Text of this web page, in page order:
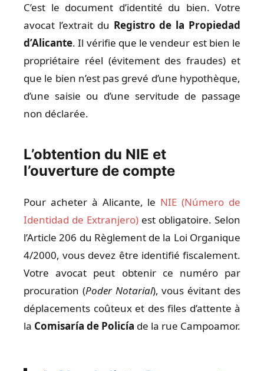
C’est le document d’identité du bien. Votre
avocat l’extrait du Registro de la Propiedad
d’Alicante. Il vérifie que le vendeur est bien le
propriétaire réel (évitement des fraudes) et
que le bien n’est pas grevé d’une hypothèque,
d’une saisie ou d’une servitude de passage
non déclarée.
L’obtention du NIE et
l’ouverture de compte
Pour acheter à Alicante, le NIE (Número de
Identidad de Extranjero) est obligatoire. Selon
l’Article 206 du Règlement de la Loi Organique
4/2000, vous devez être identifié fiscalement.
Votre avocat peut obtenir ce numéro par
procuration (Poder Notarial), vous évitant des
déplacements coûteux et des files d’attente à
la Comisaría de Policía de la rue Campoamor.